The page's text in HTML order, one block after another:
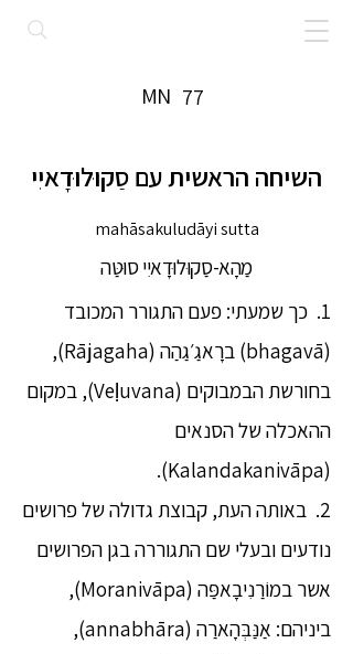
77
MN
השיחה הראשית עם סַקוּלוּדָאיִי
mahāsakuludāyi sutta
מַהָא-סַקוּלוּדָאיִי סוּטַּה
1. כך שמעתי: פעם התגורר המכובד
(bhagavā) ברָאגַ׳גַהַה (Rājagaha),
בחורשת הבמבוקים (Veḷuvana), במקום
ההאכלה של הסנאים
(Kalandakanivāpa).
2. באותה העת, קבוצת גדולה של פרושים
נודעים ובעלי שם התגוררה בגן הפרושים
אשר במוֹרַנִיבָאפַּה (Moranivāpa),
ביניהם: אַנַּבְּהָארַה (annabhāra),